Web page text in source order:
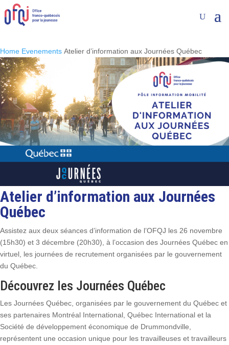
Home Evenements Atelier d’information aux Journées Québec
Atelier d’information aux Journées
Québec
Assistez aux deux séances d’information de l’OFQJ les 26 novembre
(15h30) et 3 décembre (20h30), à l’occasion des Journées Québec en
virtuel, les journées de recrutement organisées par le gouvernement
du Québec.
Découvrez les Journées Québec
Les Journées Québec, organisées par le gouvernement du Québec et
ses partenaires Montréal International, Québec International et la
Société de développement économique de Drummondville,
représentent une occasion unique pour les travailleuses et travailleurs